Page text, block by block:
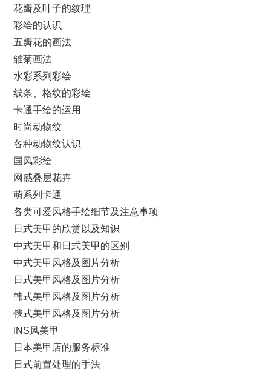
花瓣及叶子的纹理
彩绘的认识
五瓣花的画法
雏菊画法
水彩系列彩绘
线条、格纹的彩绘
卡通手绘的运用
时尚动物纹
各种动物纹认识
国风彩绘
网感叠层花卉
萌系列卡通
各类可爱风格手绘细节及注意事项
日式美甲的欣赏以及知识
中式美甲和日式美甲的区别
中式美甲风格及图片分析
日式美甲风格及图片分析
韩式美甲风格及图片分析
俄式美甲风格及图片分析
INS风美甲
日本美甲店的服务标准
日式前置处理的手法